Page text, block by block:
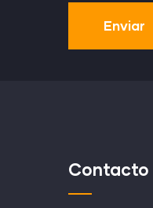
Contacto